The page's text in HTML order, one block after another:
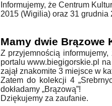
Informujemy, że Centrum
2015 (Wigilia) oraz 31
Mamy dwie Brązowe
Z przyjemnością
portalu www.biegigorskie.pl
zajął znakomite 3 miejsce w
Zatem do kolekcji 4
dokładamy „Brązową”!
Dziękujemy za zaufanie.